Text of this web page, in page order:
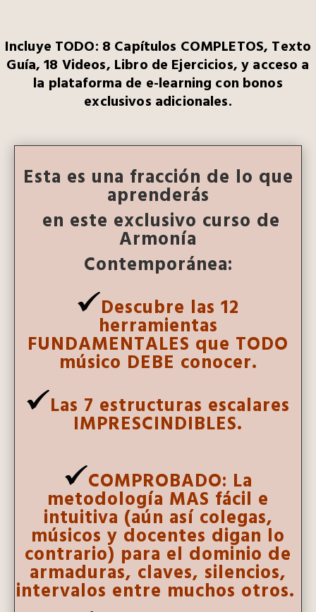
Incluye TODO: 8 Capítulos COMPLETOS, Texto
Guía, 18 Videos, Libro de Ejercicios, y acceso a
la plataforma de e-learning con bonos
exclusivos adicionales.
Esta es una fracción de lo que
aprenderás
en este exclusivo curso de
Armonía
Contemporánea:
Descubre las 12
herramientas
FUNDAMENTALES que TODO
músico DEBE conocer.
Las 7 estructuras escalares
IMPRESCINDIBLES.
COMPROBADO: La
metodología MAS fácil e
intuitiva (aún así colegas,
músicos y docentes digan lo
contrario) para el dominio de
armaduras, claves, silencios,
intervalos entre muchos otros.